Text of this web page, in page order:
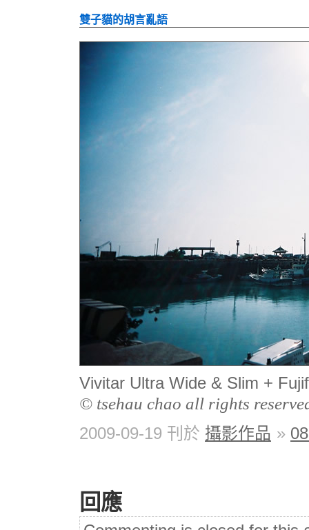
雙子貓的胡言亂語
Vivitar Ultra Wide & Slim +
© tsehau chao all rights
2009-09-19 刊於 攝影作品 »
回應